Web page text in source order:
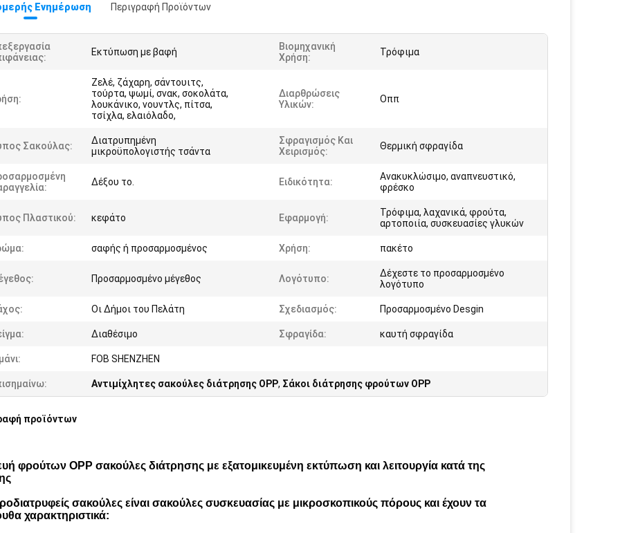
Ενημέρωση Περιγραφή Προϊόντων
Εκτύπωση με βαφή
Βιομηχανική
Χρήση:
Τρόφιμα
Ζελέ, ζάχαρη, σάντουιτς,
τούρτα, ψωμί, σνακ, σοκολάτα,
λουκάνικο, νουντλς, πίτσα,
τσίχλα, ελαιόλαδο,
Διαρθρώσεις
Υλικών:
Οππ
Σακούλας:
Διατρυπημένη
μικροϋπολογιστής τσάντα
Σφραγισμός Και
Χειρισμός:
Θερμική σφραγίδα
Δέξου το. Ειδικότητα:
Ανακυκλώσιμο, αναπνευστικό,
φρέσκο
Πλαστικού: κεφάτο Εφαρμογή:
Τρόφιμα, λαχανικά, φρούτα,
αρτοποιία, συσκευασίες γλυκών
σαφής ή προσαρμοσμένος Χρήση: πακέτο
Προσαρμοσμένο μέγεθος Λογότυπο:
Δέχεστε το προσαρμοσμένο
λογότυπο
Οι Δήμοι του Πελάτη Σχεδιασμός: Προσαρμοσμένο Desgin
Διαθέσιμο Σφραγίδα: καυτή σφραγίδα
FOB SHENZHEN
Αντιμίχλητες σακούλες διάτρησης OPP, Σάκοι διάτρησης φρούτων OPP
προϊόντων
φρούτων OPP σακούλες διάτρησης με εξατομικευμένη εκτύπωση και λειτουργία κατά της
σακούλες είναι σακούλες συσκευασίας με μικροσκοπικούς πόρους και έχουν τα
χαρακτηριστικά: